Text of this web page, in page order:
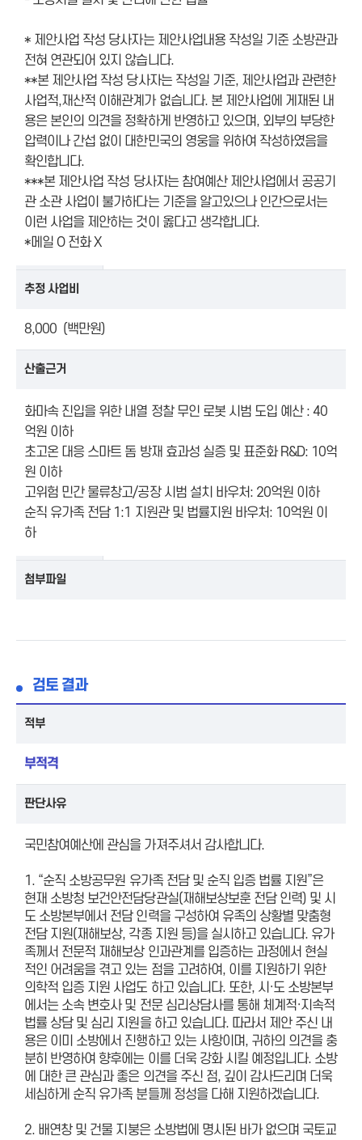
* 제안사업 작성 당사자는 제안사업내용 작성일 기준 소방관과
전혀 연관되어 있지 않습니다.
**본 제안사업 작성 당사자는 작성일 기준, 제안사업과 관련한
사업적,재산적 이해관계가 없습니다. 본 제안사업에 게재된 내
용은 본인의 의견을 정확하게 반영하고 있으며, 외부의 부당한
압력이나 간섭 없이 대한민국의 영웅을 위하여 작성하였음을
확인합니다.
***본 제안사업 작성 당사자는 참여예산 제안사업에서 공공기
관 소관 사업이 불가하다는 기준을 알고있으나 인간으로서는
이런 사업을 제안하는 것이 옳다고 생각합니다.
*메일 O 전화 X
추정 사업비
8,000 (백만원)
산출근거
화마속 진입을 위한 내열 정찰 무인 로봇 시범 도입 예산 : 40
억원 이하
초고온 대응 스마트 돔 방재 효과성 실증 및 표준화 R&D: 10억
원 이하
고위험 민간 물류창고/공장 시범 설치 바우처: 20억원 이하
순직 유가족 전담 1:1 지원관 및 법률지원 바우처: 10억원 이
하
첨부파일
검토 결과
적부
부적격
판단사유
국민참여예산에 관심을 가져주셔서 감사합니다.
1. “순직 소방공무원 유가족 전담 및 순직 입증 법률 지원”은
현재 소방청 보건안전담당관실(재해보상보훈 전담 인력) 및 시
도 소방본부에서 전담 인력을 구성하여 유족의 상황별 맞춤형
전담 지원(재해보상, 각종 지원 등)을 실시하고 있습니다. 유가
족께서 전문적 재해보상 인과관계를 입증하는 과정에서 현실
적인 어려움을 겪고 있는 점을 고려하여, 이를 지원하기 위한
의학적 입증 지원 사업도 하고 있습니다. 또한, 시·도 소방본부
에서는 소속 변호사 및 전문 심리상담사를 통해 체계적·지속적
법률 상담 및 심리 지원을 하고 있습니다. 따라서 제안 주신 내
용은 이미 소방에서 진행하고 있는 사항이며, 귀하의 의견을 충
분히 반영하여 향후에는 이를 더욱 강화 시킬 예정입니다. 소방
에 대한 큰 관심과 좋은 의견을 주신 점, 깊이 감사드리며 더욱
세심하게 순직 유가족 분들께 정성을 다해 지원하겠습니다.
2. 배연창 및 건물 지붕은 소방법에 명시된 바가 없으며 국토교